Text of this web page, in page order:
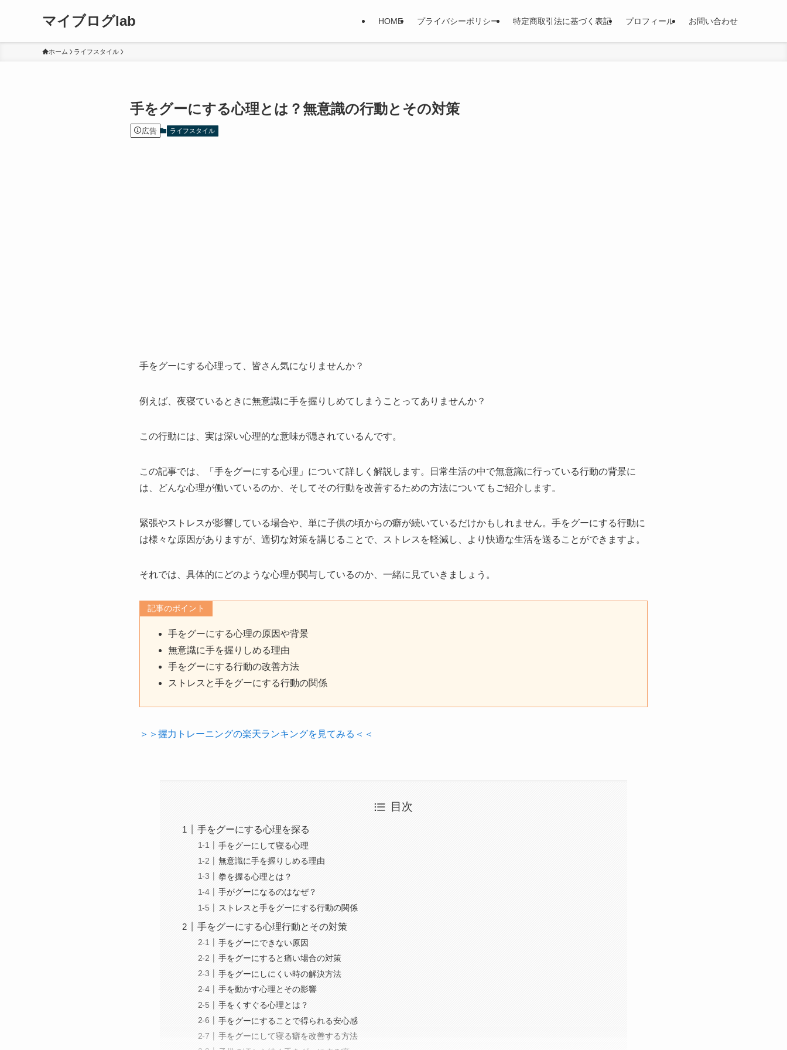
マイブログlab HOME プライバシーポリシー 特定商取引法に基づく表記 プロフィール お問い合わせ
ホーム ライフスタイル
手をグーにする心理とは？無意識の行動とその対策
広告 ライフスタイル
手をグーにする心理って、皆さん気になりませんか？
例えば、夜寝ているときに無意識に手を握りしめてしまうことってありませんか？
この行動には、実は深い心理的な意味が隠されているんです。
この記事では、「手をグーにする心理」について詳しく解説します。日常生活の中で無意識に行っている行動の背景に
は、どんな心理が働いているのか、そしてその行動を改善するための方法についてもご紹介します。
緊張やストレスが影響している場合や、単に子供の頃からの癖が続いているだけかもしれません。手をグーにする行動に
は様々な原因がありますが、適切な対策を講じることで、ストレスを軽減し、より快適な生活を送ることができますよ。
それでは、具体的にどのような心理が関与しているのか、一緒に見ていきましょう。
記事のポイント
手をグーにする心理の原因や背景
無意識に手を握りしめる理由
手をグーにする行動の改善方法
ストレスと手をグーにする行動の関係
＞＞握力トレーニングの楽天ランキングを見てみる＜＜
目次
手をグーにする心理を探る
手をグーにして寝る心理
無意識に手を握りしめる理由
拳を握る心理とは？
手がグーになるのはなぜ？
ストレスと手をグーにする行動の関係
手をグーにする心理行動とその対策
手をグーにできない原因
手をグーにすると痛い場合の対策
手をグーにしにくい時の解決方法
手を動かす心理とその影響
手をくすぐる心理とは？
手をグーにすることで得られる安心感
手をグーにして寝る癖を改善する方法